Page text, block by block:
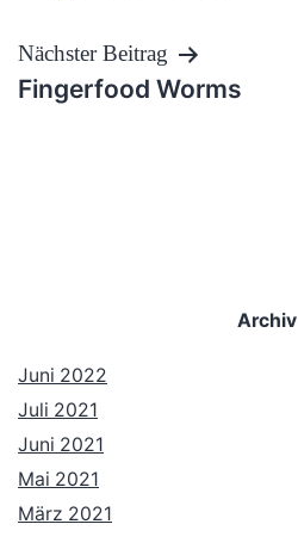
Nächster Beitrag
Fingerfood Worms
Archiv
Juni 2022
Juli 2021
Juni 2021
Mai 2021
März 2021